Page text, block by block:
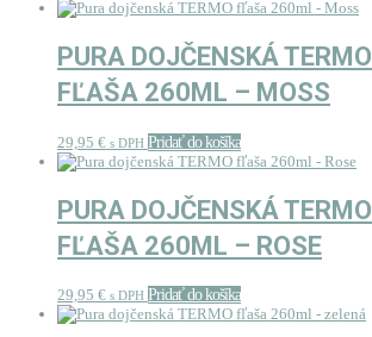
PURA DOJČENSKÁ TERMO
FĽAŠA 260ML – MOSS
29,95 € s DPH Pridať do košíka
PURA DOJČENSKÁ TERMO
FĽAŠA 260ML – ROSE
29,95 € s DPH Pridať do košíka